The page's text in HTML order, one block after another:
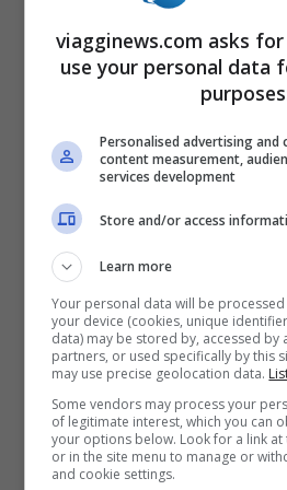
vittime hanno accusato
dell’intossicazione, con
A sentirsi male subito è
titolare dell’albergo, che
mangiare per prima.
appena un quarto d’ora
bambino vedeva le
parlava con loro“, ha
Voghera al quotidiano
Una vicenda assurda,
viagginews.com asks
use your personal data
Personalised advertising
content measurement,
services development
Store and/or access
Learn more
Your personal data will be
your device (cookies, unique
data) may be stored by, accessed by
partners, or used specifically by this
may use precise geolocation data.
Some vendors may process your
of legitimate interest, which you can
your options below. Look for a link
or in the site menu to manage or
and cookie settings.